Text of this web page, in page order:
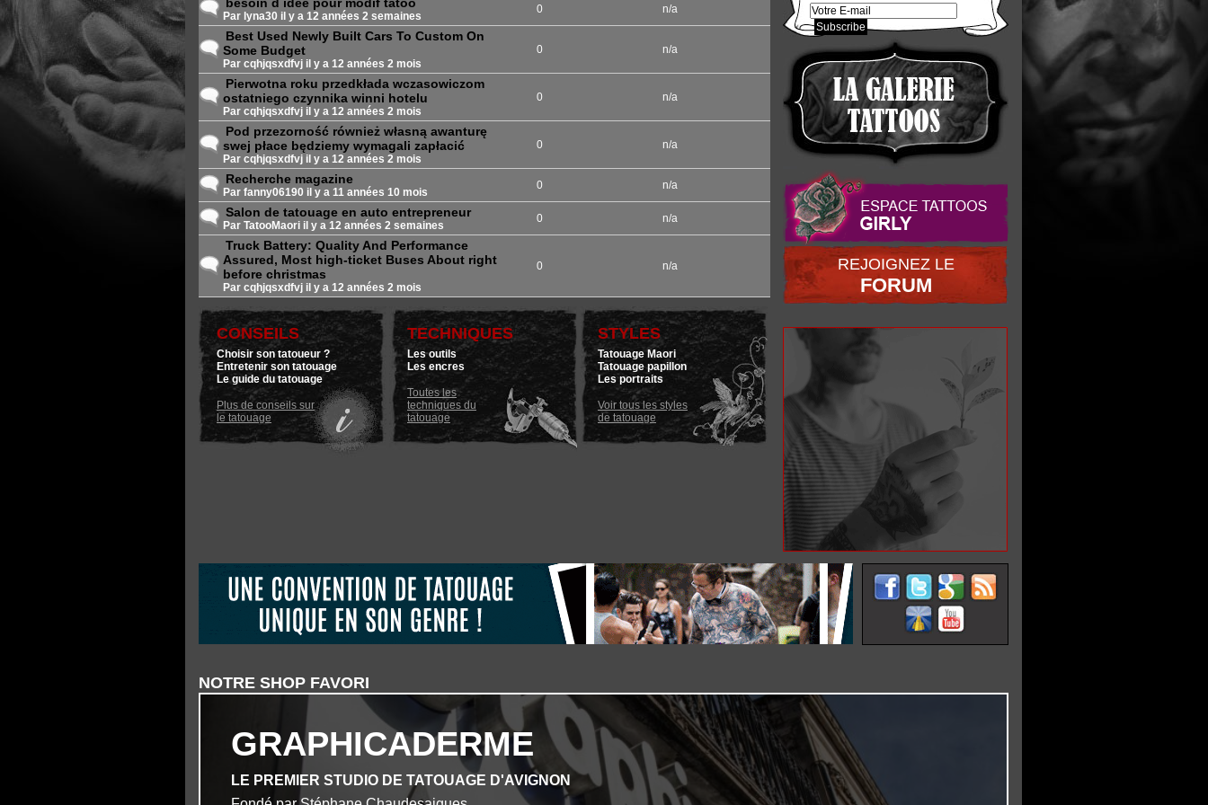
Sujet normal
Par lyna30 il y a 12 années 2 semaines
0 n/a
Sujet normal
Best Used Newly Built Cars To Custom On
Some Budget
Par cqhjqsxdfvj il y a 12 années 2 mois
0 n/a
Sujet normal
Pierwotna roku przedkłada wczasowiczom
ostatniego czynnika winni hotelu
Par cqhjqsxdfvj il y a 12 années 2 mois
0 n/a
Sujet normal
Pod przezorność również własną awanturę
swej płace będziemy wymagali zapłacić
Par cqhjqsxdfvj il y a 12 années 2 mois
0 n/a
Sujet normal
Recherche magazine
Par fanny06190 il y a 11 années 10 mois
0 n/a
Sujet normal
Salon de tatouage en auto entrepreneur
Par TatooMaori il y a 12 années 2 semaines
0 n/a
Sujet normal
Truck Battery: Quality And Performance
Assured, Most high-ticket Buses About right
before christmas
Par cqhjqsxdfvj il y a 12 années 2 mois
0 n/a
CONSEILS
Choisir son tatoueur ?
Entretenir son tatouage
Le guide du tatouage
Plus de conseils sur
le tatouage
TECHNIQUES
Les outils
Les encres
Toutes les
techniques du
tatouage
STYLES
Tatouage Maori
Tatouage papillon
Les portraits
Voir tous les styles
de tatouage
REJOIGNEZ LE
FORUM
NOTRE SHOP FAVORI
GRAPHICADERME
LE PREMIER STUDIO DE TATOUAGE D'AVIGNON